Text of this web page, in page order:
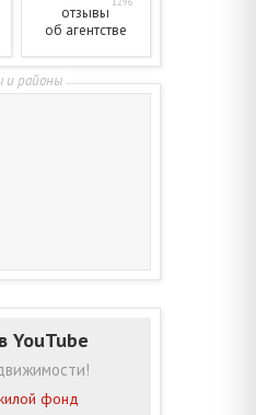
отзывы
об агентстве
YouTube
фонд